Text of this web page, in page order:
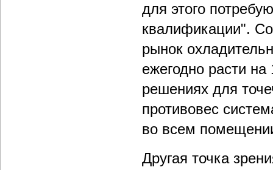
для этого
квалификации".
рынок
ежегодно расти на
решениях для
противовес
во всем
Другая точка